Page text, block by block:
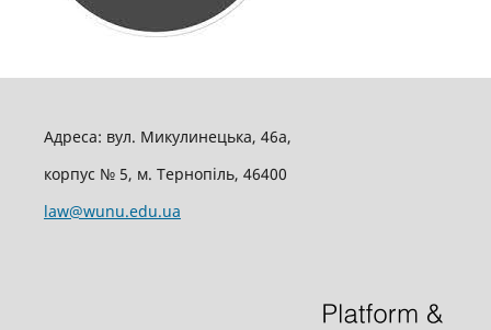
Адреса: вул. Микулинецька, 46а,
корпус № 5, м. Тернопіль, 46400
law@wunu.edu.ua